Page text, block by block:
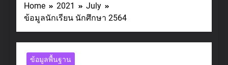
Home 2021
July
ข้อมูลนักเรียน นักศึกษา 2564
ข้อมูลพื้นฐาน